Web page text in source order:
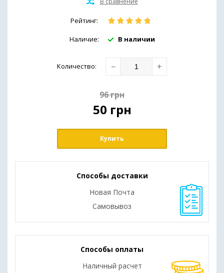
Рейтинг:
Наличие: В наличии
Количество: − +
96грн
50 грн
Купить
Способы доставки
Новая Почта
Самовывоз
Способы оплаты
Наличный расчет
Препараты для печени